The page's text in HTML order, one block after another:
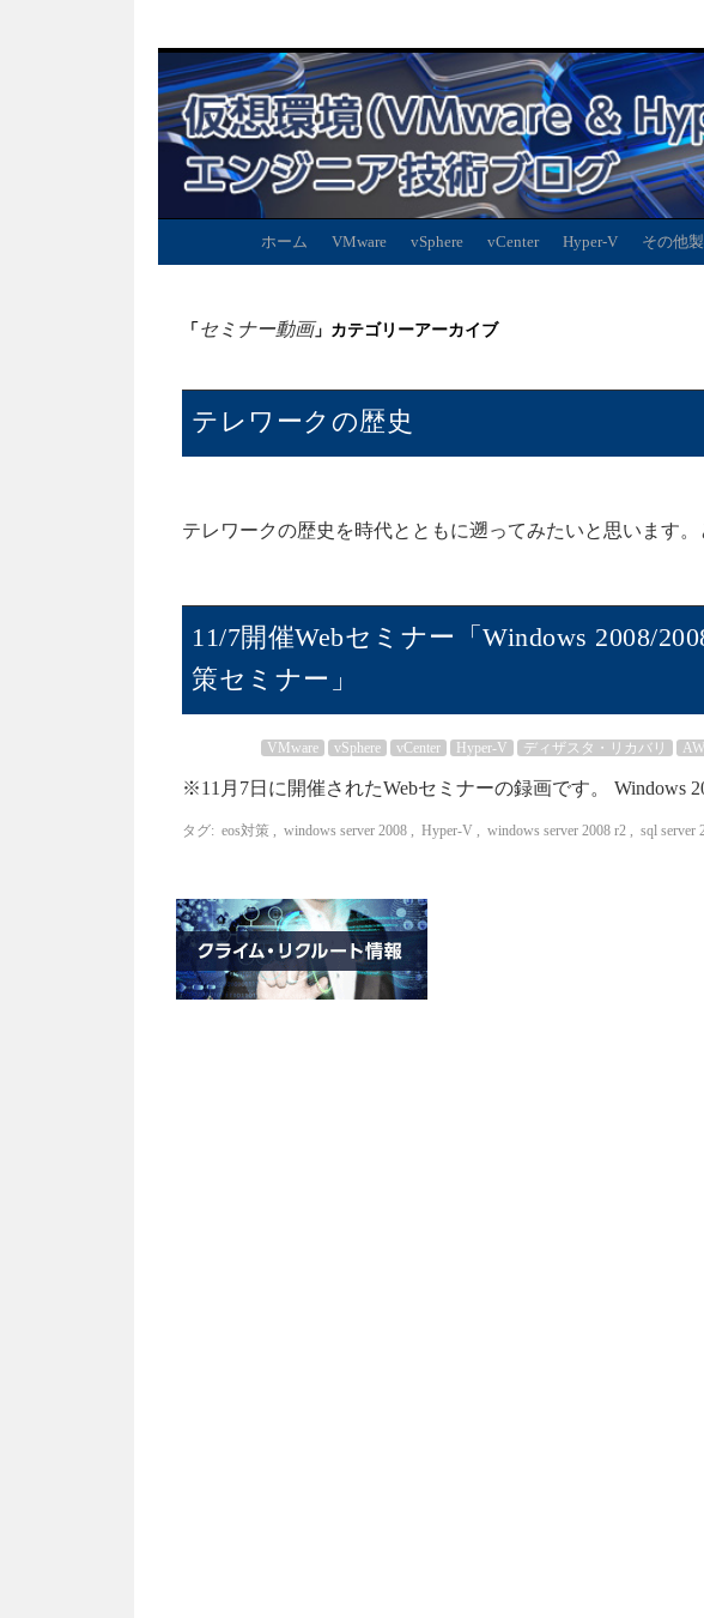
ホーム VMware vSphere vCenter Hyper-V その他
「 セミナー動画」カテゴリーアーカイブ
テレワークの歴史
テレワークの歴史を時代とともに遡ってみたいと思います
11/7開催Webセミナー「Windows 2008/
策セミナー」
VMware
vSphere vCenter Hyper-V ディザスタ・リカバリ
※11月7日に開催されたWebセミナーの録画です。 Windows
タグ: eos対策 , windows server 2008 , Hyper-V , windows server 2008 r2 , sql server